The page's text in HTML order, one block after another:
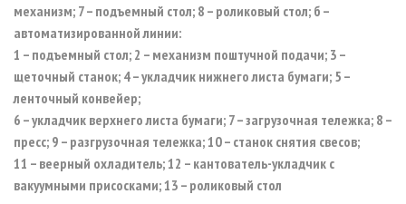
механизм; 7 – подъемный стол; 8 – роликовый стол; б –
автоматизированной линии:
1 – подъемный стол; 2 – механизм поштучной подачи; 3 –
щеточный станок; 4 – укладчик нижнего листа бумаги; 5 –
ленточный конвейер;
6 – укладчик верхнего листа бумаги; 7 – загрузочная тележка; 8 –
пресс; 9 – разгрузочная тележка; 10 – станок снятия свесов;
11 – веерный охладитель; 12 – кантователь-укладчик с
вакуумными присосками; 13 – роликовый стол